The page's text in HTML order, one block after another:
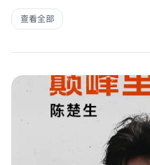
查看全部